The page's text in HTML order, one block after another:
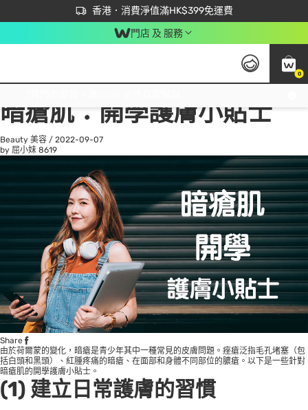
香港．消費淨值滿HK$399免運費
立即成為易賞錢會員盡享獨家優惠
首次APP下單買滿$450 輸入 NEWAPP 即減$50
門店 及 服務
0
All
暗瘡肌：開學護膚小貼士
Beauty 美容 / 2022-09-07
by 屈小妹 8619
Share
由於荷爾蒙的變化，暗瘡是青少年其中一種常見的皮膚問題。痤瘡泛指毛孔堵塞（包
括白頭和黑頭）、紅腫疼痛的暗瘡、在面部和身體不同部位的膿瘡。以下是一些針對
暗瘡肌的開學護膚小貼士。
(1) 建立日常護膚的習慣